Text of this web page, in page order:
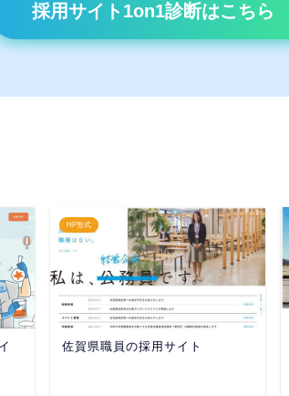
採用サイト1on1診断はこちら
HP形式
佐賀県職員の採用サイト